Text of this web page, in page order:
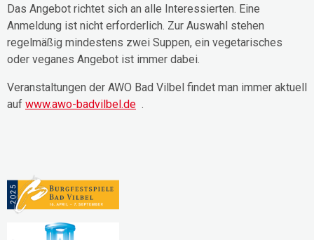
Das Angebot richtet sich an alle Interessierten. Eine
Anmeldung ist nicht erforderlich. Zur Auswahl stehen
regelmäßig mindestens zwei Suppen, ein vegetarisches
oder veganes Angebot ist immer dabei.
Veranstaltungen der AWO Bad Vilbel findet man immer aktuell
auf www.awo-badvilbel.de .